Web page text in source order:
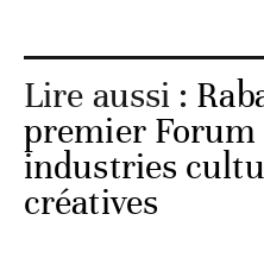
Lire aussi :
premier Forum
industries
créatives